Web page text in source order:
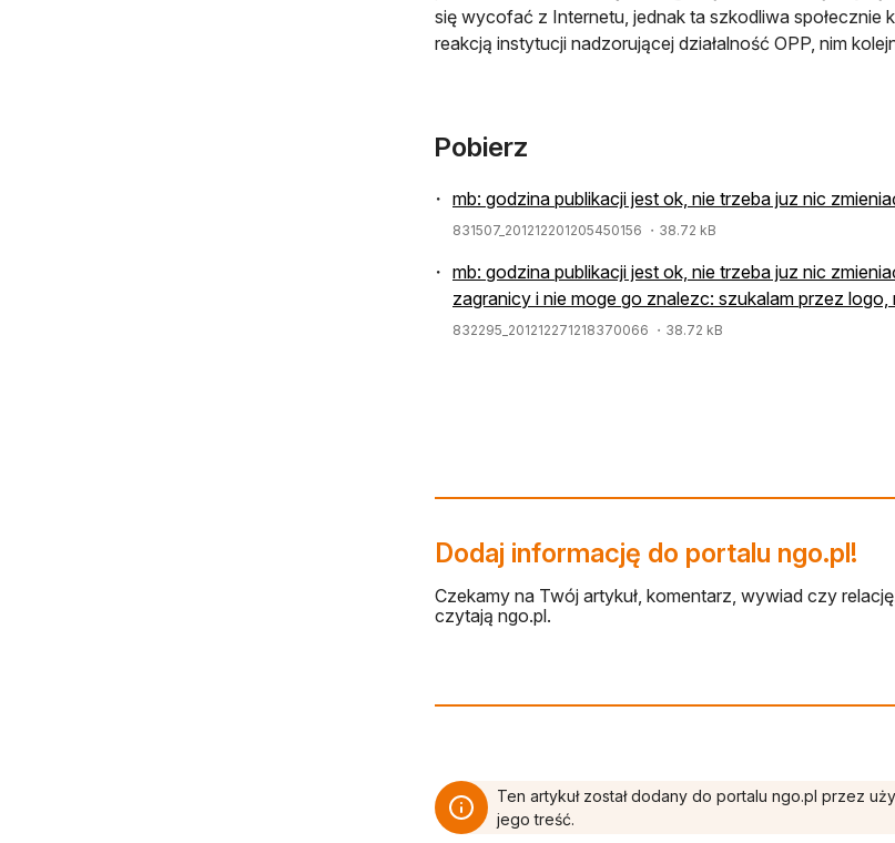
się wycofać z Internetu, jednak ta szkodliwa
reakcją instytucji nadzorującej działalność OPP, nim
Pobierz
mb: godzina publikacji jest ok, nie trzeba juz nic
831507_201212201205450156 ・38.72 kB
mb: godzina publikacji jest ok, nie trzeba juz nic
zagranicy i nie moge go znalezc: szukalam przez logo,
832295_201212271218370066 ・38.72 kB
Dodaj informację do portalu ngo.pl!
Czekamy na Twój artykuł, komentarz, wywiad czy
czytają ngo.pl.
Ten artykuł został dodany do portalu ngo.pl przez
jego treść.